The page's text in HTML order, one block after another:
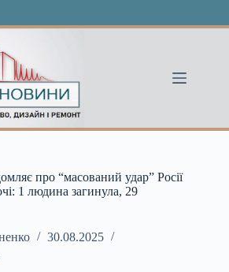
про “масований удар” Росії
1 людина загинула, 29
30.08.2025